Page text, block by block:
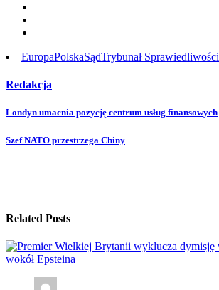
EuropaPolskaSądTrybunał Sprawiedliwości
Redakcja
Post
navigation
Londyn umacnia pozycję centrum usług finansowych
Szef NATO przestrzega Chiny
Related Posts